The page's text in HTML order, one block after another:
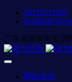
18126513569
广东省深圳市宝安
网站首页